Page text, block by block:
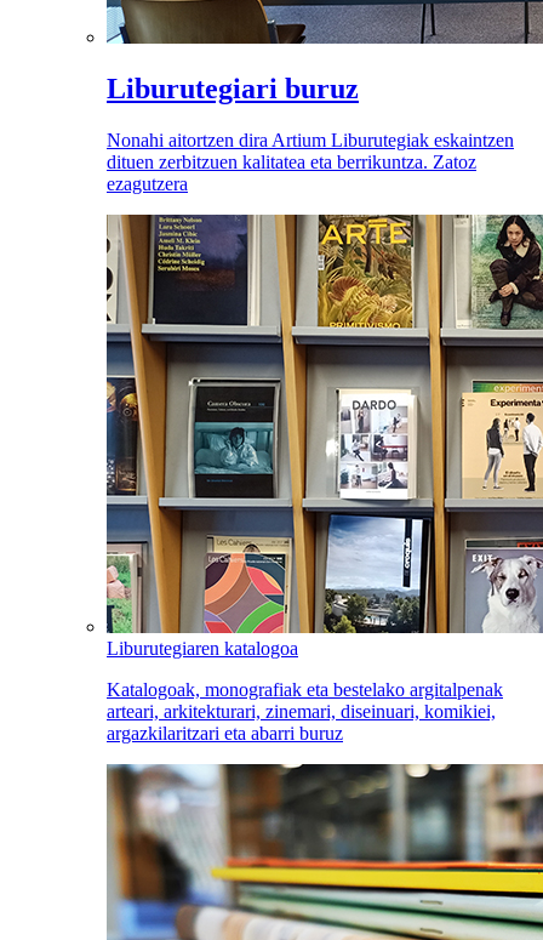
Liburutegiari buruz
Nonahi aitortzen dira Artium Liburutegiak eskaintzen
dituen zerbitzuen kalitatea eta berrikuntza. Zatoz
ezagutzera
Liburutegiaren katalogoa
Katalogoak, monografiak eta bestelako argitalpenak
arteari, arkitekturari, zinemari, diseinuari, komikiei,
argazkilaritzari eta abarri buruz